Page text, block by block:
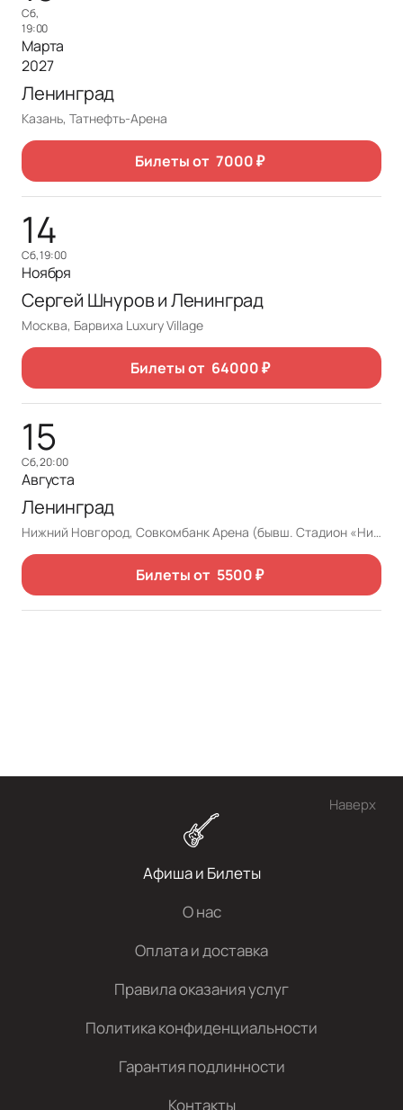
сб,
19:00
Марта
2027
Ленинград
Казань, Татнефть-Арена
Билеты от 7000₽
14
сб, 19:00
Ноября
Сергей Шнуров и Ленинград
Москва, Барвиха Luxury Village
Билеты от 64000₽
15
сб, 20:00
Августа
Ленинград
Нижний Новгород, Совкомбанк Арена (бывш. Стадион «Нижний Новгород»)
Билеты от 5500₽
Наверх
Афиша и Билеты
О нас
Оплата и доставка
Правила оказания услуг
Политика конфиденциальности
Гарантия подлинности
Контакты